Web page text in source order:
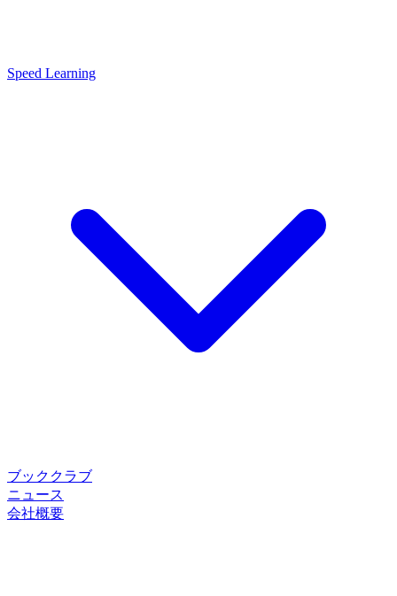
Speed Learning
ブッククラブ
ニュース
会社概要